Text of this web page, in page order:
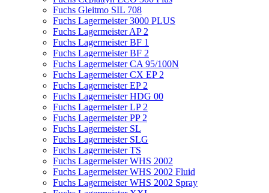
Fuchs Gleitmo SIL 708
Fuchs Lagermeister 3000 PLUS
Fuchs Lagermeister AP 2
Fuchs Lagermeister BF 1
Fuchs Lagermeister BF 2
Fuchs Lagermeister CA 95/100N
Fuchs Lagermeister CX EP 2
Fuchs Lagermeister EP 2
Fuchs Lagermeister HDG 00
Fuchs Lagermeister LP 2
Fuchs Lagermeister PP 2
Fuchs Lagermeister SL
Fuchs Lagermeister SLG
Fuchs Lagermeister TS
Fuchs Lagermeister WHS 2002
Fuchs Lagermeister WHS 2002 Fluid
Fuchs Lagermeister WHS 2002 Spray